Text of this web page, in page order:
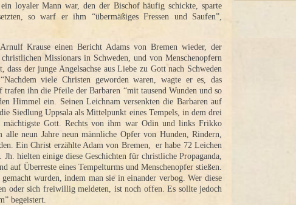
loyaler Mann war, den der Bischof häufig schickte, sparte
so warf er ihm “übermäßiges Fressen und Saufen”,
Krause einen Bericht Adams von Bremen wieder, der
Missionars in Schweden, und von Menschenopfern
der junge Angelsachse aus Liebe zu Gott nach Schweden
viele Christen geworden waren, wagte er es, das
ihn die Pfeile der Barbaren “mit tausend Wunden und so
Himmel ein. Seinen Leichnam versenkten die Barbaren auf
Siedlung Uppsala als Mittelpunkt eines Tempels, in dem drei
Gott. Rechts von ihm war Odin und links Frikko
neun Jahre neun männliche Opfer von Hunden, Rindern,
Ein Christ erzählte Adam von Bremen, er habe 72 Leichen
Jh. hielten einige diese Geschichten für christliche Propaganda,
Überreste eines Tempelturms und Menschenopfer stießen.
wurden, indem man sie in einander verbog. Wer diese
oder sich freiwillig meldeten, ist noch offen. Es sollte jedoch
begeistert.